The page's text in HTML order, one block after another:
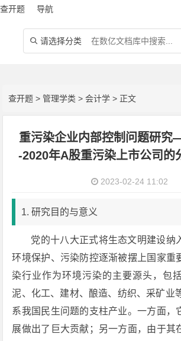
查开题 导航
 请选择分类
查开题 >管理学类 >会计学 > 正文
重污染企业内部控制问题研
-2020年A股重污染上市公司的
2023-02-24 11:02
1. 研究目的与意义
党的十八大正式将生态文明建设纳
环境保护、污染防控逐渐被摆上国家重
染行业作为环境污染的主要源头，包
泥、化工、建材、酿造、纺织、采矿业
系我国民生问题的支柱产业。一方面，
展做出了巨大贡献；另一方面，由于其